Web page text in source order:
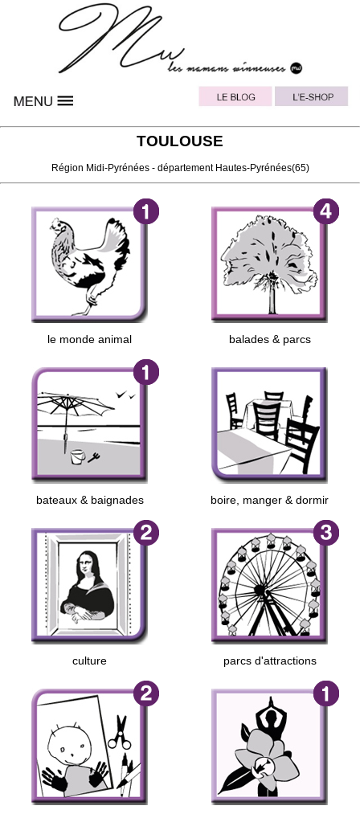
TOULOUSE
Région Midi-Pyrénées- département Hautes-Pyrénées(65)
le monde animal balades & parcs
bateaux & baignades boire, manger & dormir
culture parcs d'attractions